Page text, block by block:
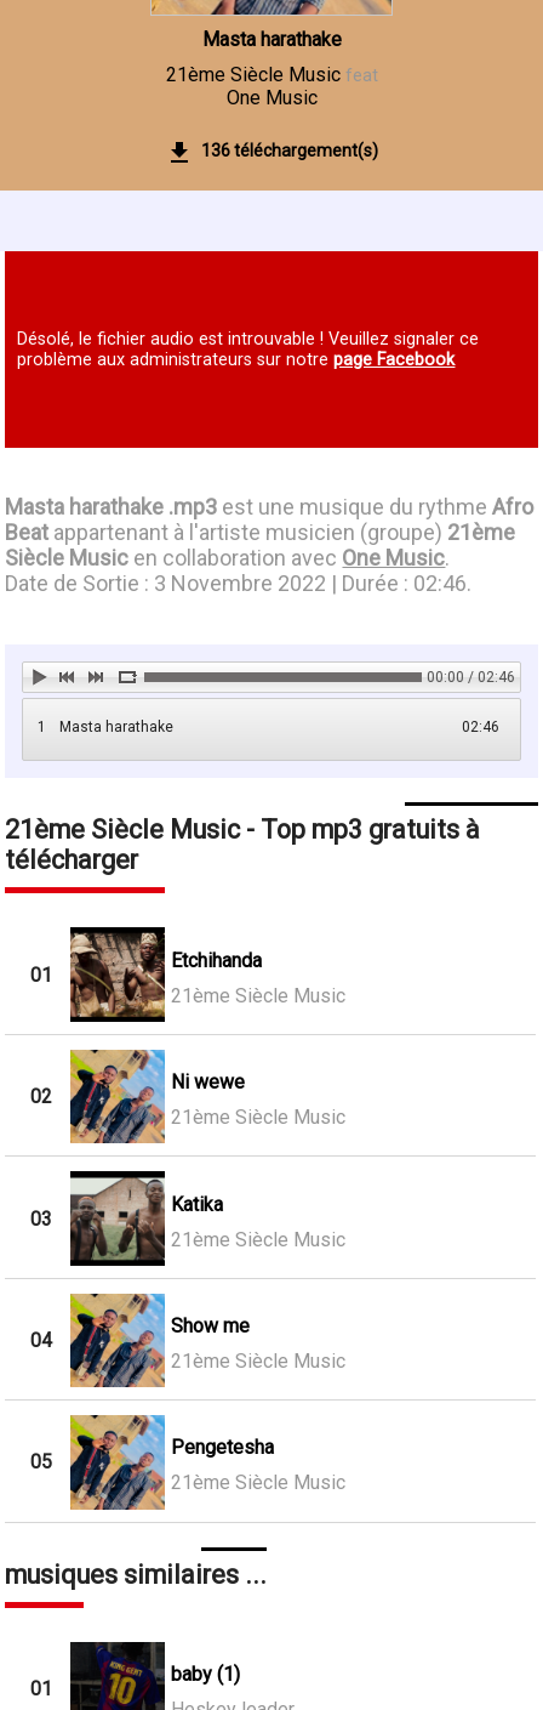
Masta harathake
21ème Siècle Music feat
One Music
136 téléchargement(s)
Désolé, le fichier audio est introuvable ! Veuillez signaler ce
problème aux administrateurs sur notrepage Facebook
Masta harathake .mp3 est une musique du rythmeAfro
Beat appartenant à l'artiste musicien (groupe) 21ème
Siècle Music en collaboration avec One Music.
Date de Sortie : 3 Novembre 2022 | Durée : 02:46.
00:00 / 02:46
1 02:46
Masta harathake
21ème Siècle Music - Top mp3 gratuits à
télécharger
01
Etchihanda
21ème Siècle Music
02
Ni wewe
21ème Siècle Music
03
Katika
21ème Siècle Music
04
Show me
21ème Siècle Music
05
Pengetesha
21ème Siècle Music
musiques similaires ...
01
baby (1)